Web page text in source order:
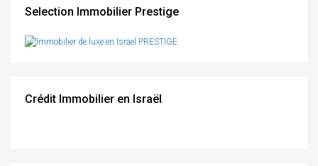
Selection Immobilier Prestige
Crédit Immobilier en Israël